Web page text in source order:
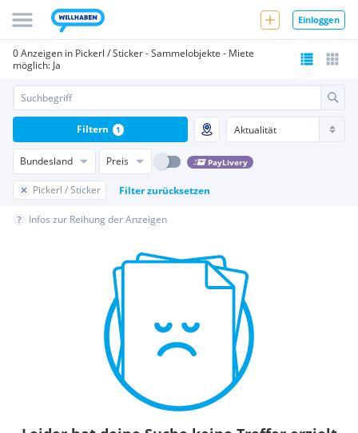
Einloggen
0 Anzeigen in Pickerl / Sticker - Sammelobjekte - Miete
möglich: Ja
Bundesland Preis PayLivery
Pickerl / Sticker Filter zurücksetzen
Filtern 1
Infos zur Reihung der Anzeigen